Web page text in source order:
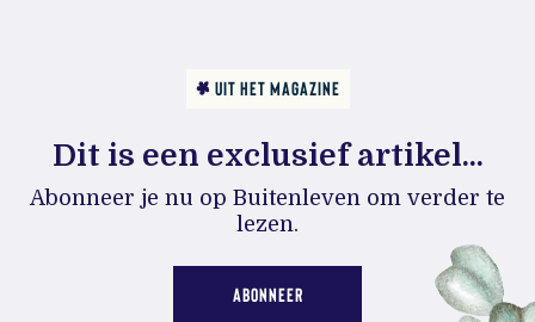
Dit is een exclusief artikel...
Abonneer je nu op Buitenleven om verder te
lezen.
ABONNEER
UIT HET MAGAZINE